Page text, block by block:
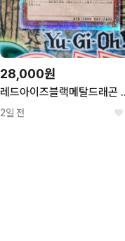
28,000원
레드아이즈블랙메
2일 전